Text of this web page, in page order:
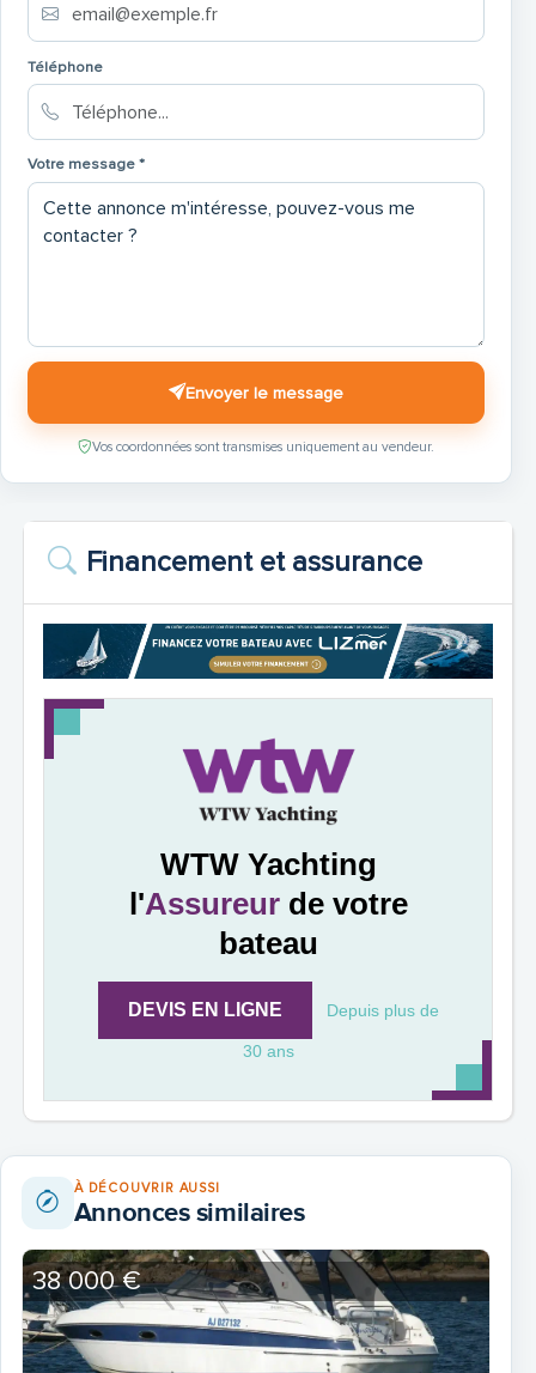
Téléphone
Votre message *
Envoyer le message
Vos coordonnées sont transmises uniquement au vendeur.
Financement et assurance
WTW Yachting
l'Assureurde votre
bateau
DEVIS EN LIGNE Depuis plus de
30 ans
À DÉCOUVRIR AUSSI
Annonces similaires
38 000 €